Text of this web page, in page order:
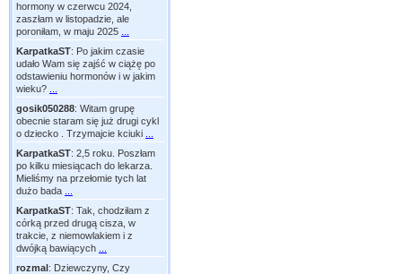
hormony w czerwcu 2024,
zaszłam w listopadzie, ale
poroniłam, w maju 2025
KarpatkaST: Po jakim czasie
udało Wam się zajść w ciążę po
odstawieniu hormonów i w jakim
wieku?
gosik050288: Witam grupę
obecnie staram się już drugi cykl
o dziecko . Trzymajcie kciuki
KarpatkaST: 2,5 roku. Poszłam
po kilku miesiącach do lekarza.
Mieliśmy na przełomie tych lat
dużo bada
KarpatkaST: Tak, chodziłam z
córką przed drugą cisza, w
trakcie, z niemowlakiem i z
dwójką bawiących
rozmal: Dziewczyny, Czy